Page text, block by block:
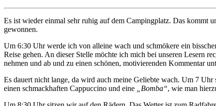
Es ist wieder einmal sehr ruhig auf dem Campingplatz. Das kommt
gewonnen.
Um 6:30 Uhr werde ich von alleine wach und schmökere ein
Reise gehen. An dieser Stelle möchte ich mich bei unseren Lesern
nehmen und ab und zu einen schönen, motivierenden Kommentar
Es dauert nicht lange, da wird auch meine Geliebte wach. Um 7
einen schmackhaften Cappuccino und eine
„Bomba“, wie man